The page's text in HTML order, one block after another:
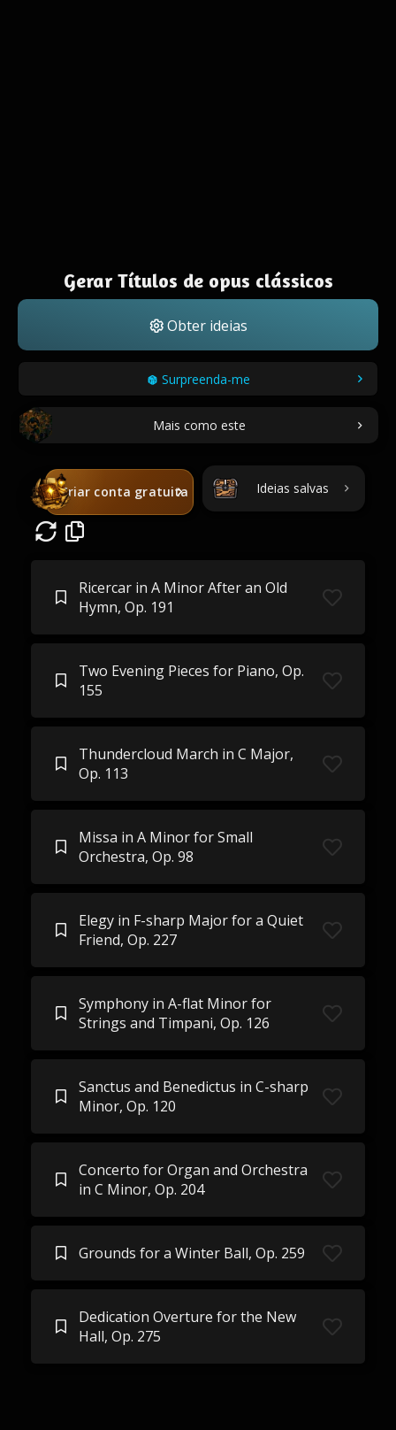
Gerar Títulos de opus clássicos
Obter ideias
Surpreenda-me
Mais como este
Criar conta gratuita Ideias salvas
Ricercar in A Minor After an Old
Hymn, Op. 191
Two Evening Pieces for Piano, Op.
155
Thundercloud March in C Major,
Op. 113
Missa in A Minor for Small
Orchestra, Op. 98
Elegy in F-sharp Major for a Quiet
Friend, Op. 227
Symphony in A-flat Minor for
Strings and Timpani, Op. 126
Sanctus and Benedictus in C-sharp
Minor, Op. 120
Concerto for Organ and Orchestra
in C Minor, Op. 204
Grounds for a Winter Ball, Op. 259
Dedication Overture for the New
Hall, Op. 275